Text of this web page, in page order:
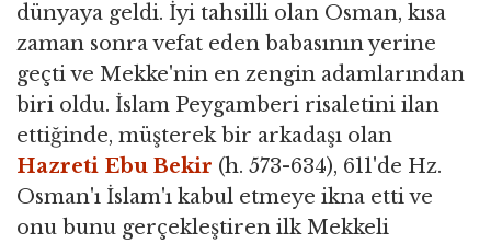
dünyaya geldi. İyi tahsilli olan Osman, kısa
zaman sonra vefat eden babasının yerine
geçti ve Mekke'nin en zengin adamlarından
biri oldu. İslam Peygamberi risaletini ilan
ettiğinde, müşterek bir arkadaşı olan
Hazreti Ebu Bekir (h. 573-634), 611'de Hz.
Osman'ı İslam'ı kabul etmeye ikna etti ve
onu bunu gerçekleştiren ilk Mekkeli